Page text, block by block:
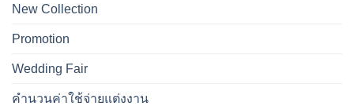
New Collection
Promotion
Wedding Fair
คำนวนค่าใช้จ่ายแต่งงาน